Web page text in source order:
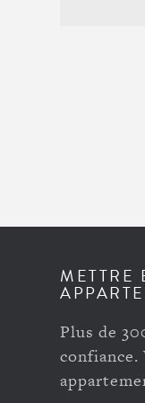
METTRE
Plus de
confiance.